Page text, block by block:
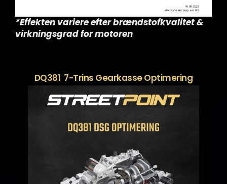
*Effekten variere efter brændstofkvalitet &
virkningsgrad for motoren
DQ381 7-Trins Gearkasse Optimering